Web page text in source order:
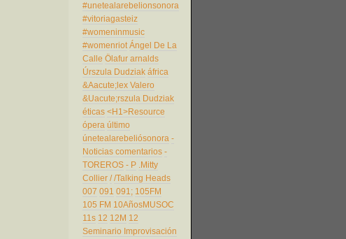
#unetealarebelionsonora
#vitoriagasteiz
#womeninmusic
#womenriot Ángel De La
Calle Ölafur arnalds
Úrszula Dudziak áfrica
&Aacute;lex Valero
&Uacute;rszula Dudziak
éticas <H1>Resource
ópera último
únetealarebeliósonora -
Noticias comentarios -
TOREROS - P .Mitty
Collier / /Talking Heads
007 091 091; 105FM
105 FM 10AñosMUSOC
11s 12 12M 12
Seminario Improvisación